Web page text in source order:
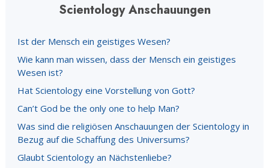
Scientology Anschauungen
Ist der Mensch ein geistiges Wesen?
Wie kann man wissen, dass der Mensch ein geistiges
Wesen ist?
Hat Scientology eine Vorstellung von Gott?
Can’t God be the only one to help Man?
Was sind die religiösen Anschauungen der Scientology in
Bezug auf die Schaffung des Universums?
Glaubt Scientology an Nächstenliebe?